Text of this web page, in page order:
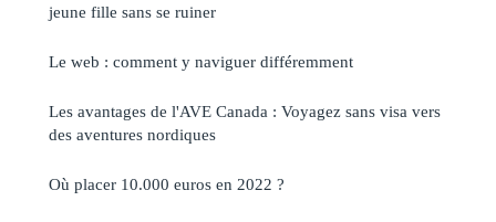
jeune fille sans se ruiner
Le web : comment y naviguer différemment
Les avantages de l'AVE Canada : Voyagez sans visa vers
des aventures nordiques
Où placer 10.000 euros en 2022 ?